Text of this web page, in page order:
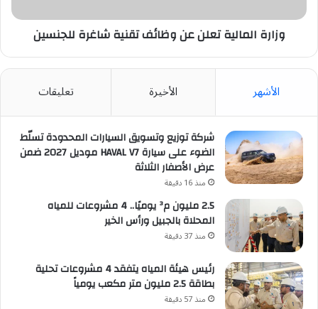
وزارة المالیة تعلن عن وظائف تقنية شاغرة للجنسين
الأشهر الأخيرة تعليقات
شركة توزيع وتسويق السيارات المحدودة تسلّط
الضوء على سيارة HAVAL V7 موديل 2027 ضمن
عرض الأصفار الثلاثة
منذ 16 دقيقة
2.5 مليون م³ يوميًا.. 4 مشروعات للمياه
المحلاة بالجبيل ورأس الخير
منذ 37 دقيقة
رئيس هيئة المياه يتفقد 4 مشروعات تحلية
بطاقة 2.5 مليون متر مكعب يومياً
منذ 57 دقيقة